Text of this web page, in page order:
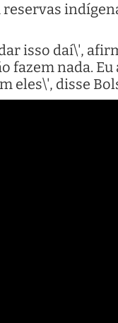
isso daí\',
fazem nada. Eu
eles\', disse